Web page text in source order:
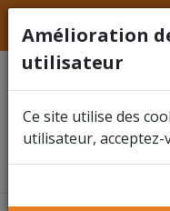
LFFSHainaut
Division 3E
Amélioration
utilisateur
Ce site utilise des
utilisateur,